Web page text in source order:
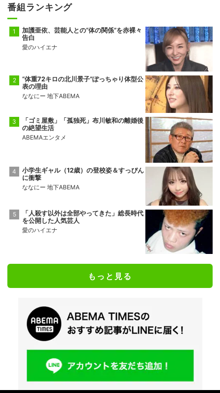
番組ランキング
加護亜依、芸能人との“体の関係”を赤裸々
告白
愛のハイエナ
“体重72キロの北川景子”ぽっちゃり体型公
表の理由
ななにー 地下ABEMA
「ゴミ屋敷」「孤独死」布川敏和の離婚後
の絶望生活
ABEMAエンタメ
小学生ギャル（12歳）の登校姿＆すっぴん
に衝撃
ななにー 地下ABEMA
「人殺す以外は全部やってきた」総長時代
を公開した人気芸人
愛のハイエナ
もっと見る